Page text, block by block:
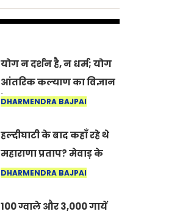
योग न दर्शन है, न धर्म; योग
आंतरिक कल्याण का विज्ञान
है: अंतरराष्ट्रीय योग दिवस
DHARMENDRA BAJPAI
हल्दीघाटी के बाद कहाँ रहे थे
महाराणा प्रताप? मेवाड़ के
इतिहास का वह अनकहा
में जीवित है
DHARMENDRA BAJPAI
100 ग्वाले और 3,000 गायें